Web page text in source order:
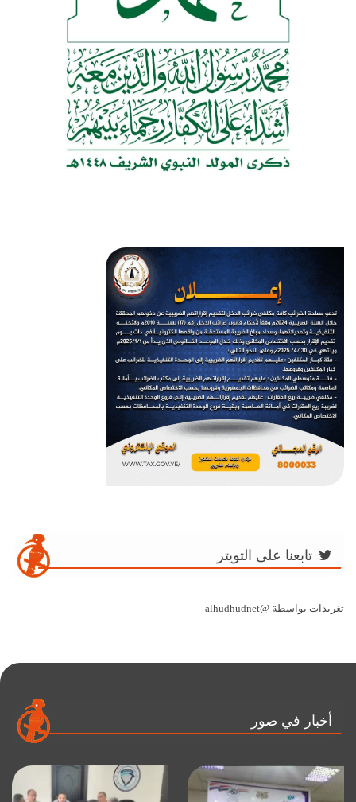
تابعنا على التويتر
تغريدات بواسطة @alhudhudnet
أخبار في صور